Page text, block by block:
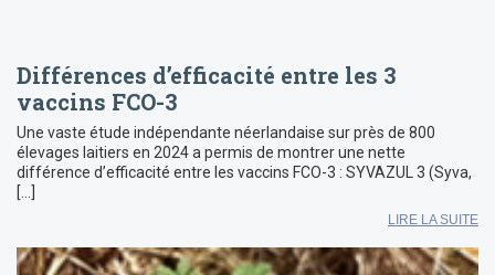
Différences d’efficacité entre les 3
vaccins FCO-3
Une vaste étude indépendante néerlandaise sur près de 800
élevages laitiers en 2024 a permis de montrer une nette
différence d’efficacité entre les vaccins FCO-3 : SYVAZUL 3 (Syva,
[…]
LIRE LA SUITE